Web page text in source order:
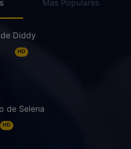
Mas Populares
Diddy
HD
de Selena
HD